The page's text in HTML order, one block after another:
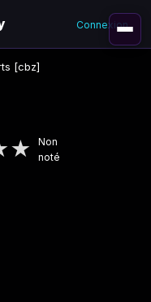
Connexion
[cbz]
★
Non
noté